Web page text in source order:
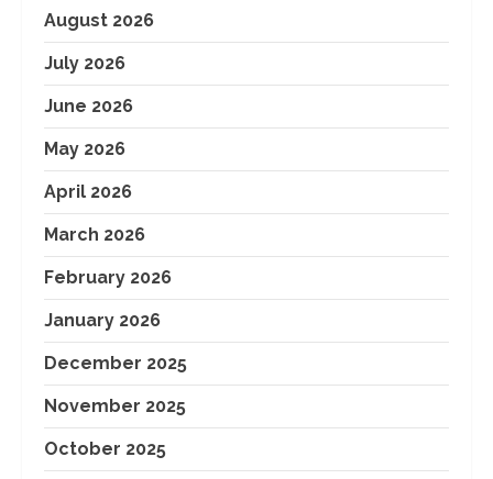
August 2026
July 2026
June 2026
May 2026
April 2026
March 2026
February 2026
January 2026
December 2025
November 2025
October 2025